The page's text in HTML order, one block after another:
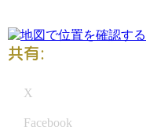
共有:
X
Facebook